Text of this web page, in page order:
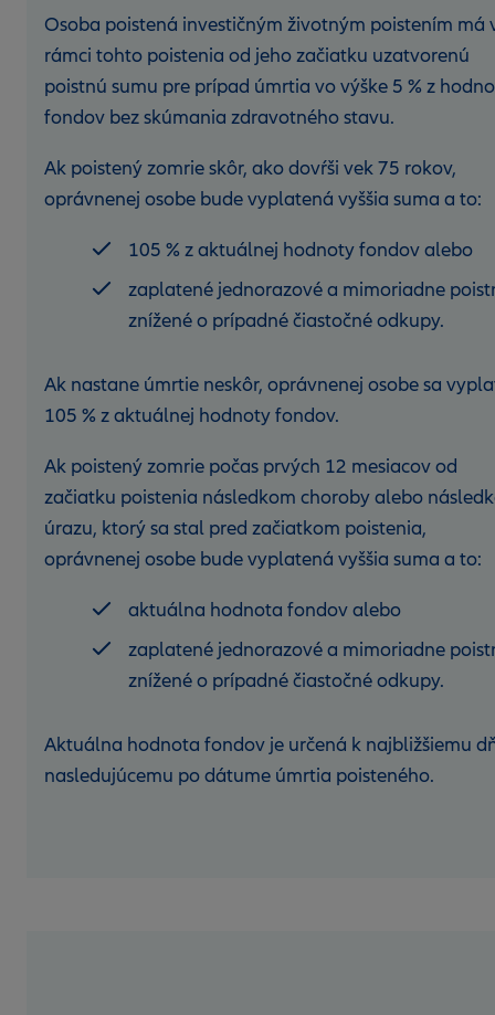
Osoba poistená investičným životným poistením má
rámci tohto poistenia od jeho začiatku uzatvorenú
poistnú sumu pre prípad úmrtia vo výške 5 % z
fondov bez skúmania zdravotného stavu.
Ak poistený zomrie skôr, ako dovŕši vek 75 rokov,
oprávnenej osobe bude vyplatená vyššia suma a to:
105 % z aktuálnej hodnoty fondov alebo
zaplatené jednorazové a mimoriadne
znížené o prípadné čiastočné odkupy.
Ak nastane úmrtie neskôr, oprávnenej osobe sa
105 % z aktuálnej hodnoty fondov.
Ak poistený zomrie počas prvých 12 mesiacov od
začiatku poistenia následkom choroby alebo
úrazu, ktorý sa stal pred začiatkom poistenia,
oprávnenej osobe bude vyplatená vyššia suma a to:
aktuálna hodnota fondov alebo
zaplatené jednorazové a mimoriadne
znížené o prípadné čiastočné odkupy.
Aktuálna hodnota fondov je určená k najbližšiemu
nasledujúcemu po dátume úmrtia poisteného.